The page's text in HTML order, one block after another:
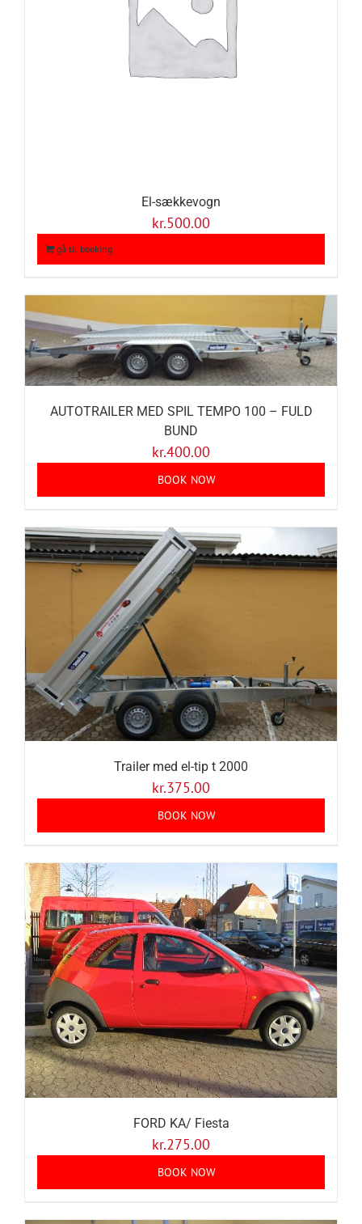
El-sækkevogn
kr.500.00
gå til booking
AUTOTRAILER MED SPIL TEMPO 100 – FULD
BUND
kr.400.00
BOOK NOW
Trailer med el-tip t 2000
kr.375.00
BOOK NOW
FORD KA/ Fiesta
kr.275.00
BOOK NOW